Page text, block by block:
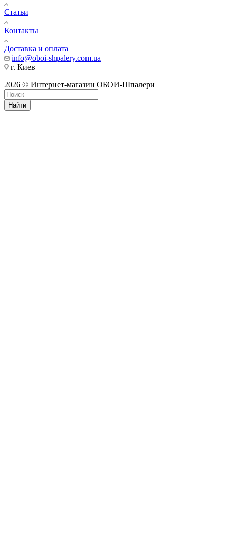
Статьи
Контакты
Доставка и оплата
info@oboi-shpalery.com.ua
г. Киев
2026 © Интернет-магазин ОБОИ-Шпалери
Найти